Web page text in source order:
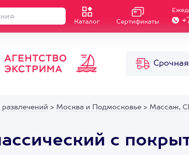
Каталог Сертификаты
развлечений > Москва и Подмосковье > Массаж,
с